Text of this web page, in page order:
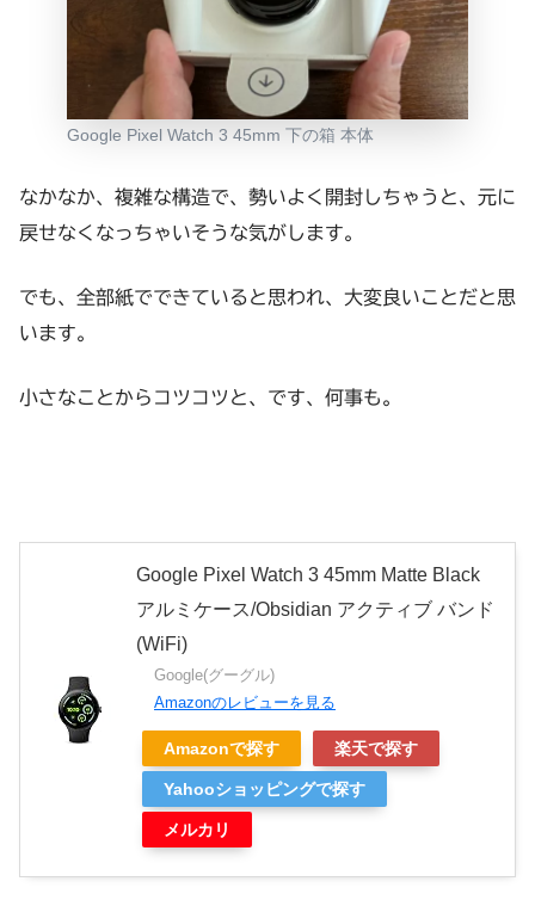
Google Pixel Watch 3 45mm 下の箱 本体
なかなか、複雑な構造で、勢いよく開封しちゃうと、元に
戻せなくなっちゃいそうな気がします。
でも、全部紙でできていると思われ、大変良いことだと思
います。
小さなことからコツコツと、です、何事も。
Google Pixel Watch 3 45mm Matte Black
アルミケース/Obsidian アクティブ バンド
(WiFi)
Google(グーグル)
Amazonのレビューを見る
Amazonで探す 楽天で探す
Yahooショッピングで探す
メルカリ